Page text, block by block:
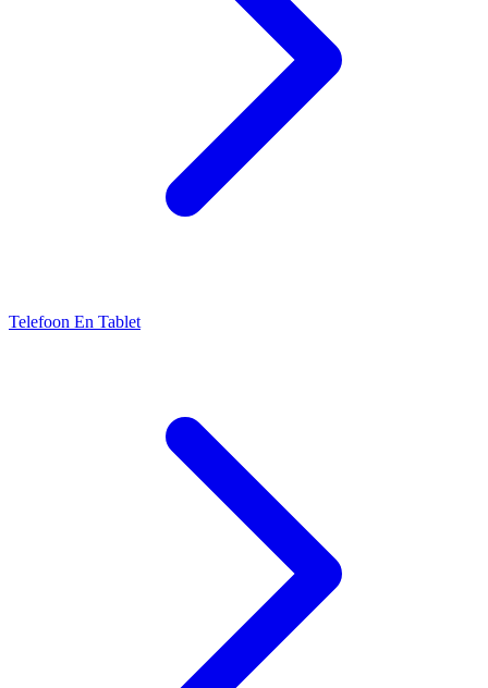
Telefoon En Tablet